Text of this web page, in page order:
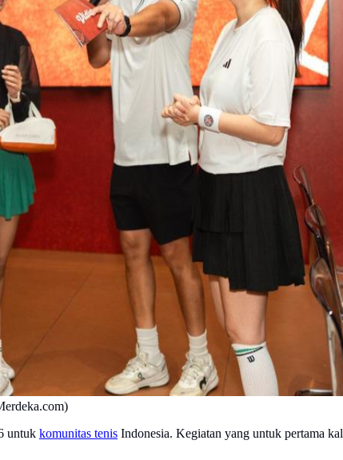
untuk komunitas tenis Indonesia. Kegiatan yang untuk pertama